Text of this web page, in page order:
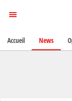
Accueil News